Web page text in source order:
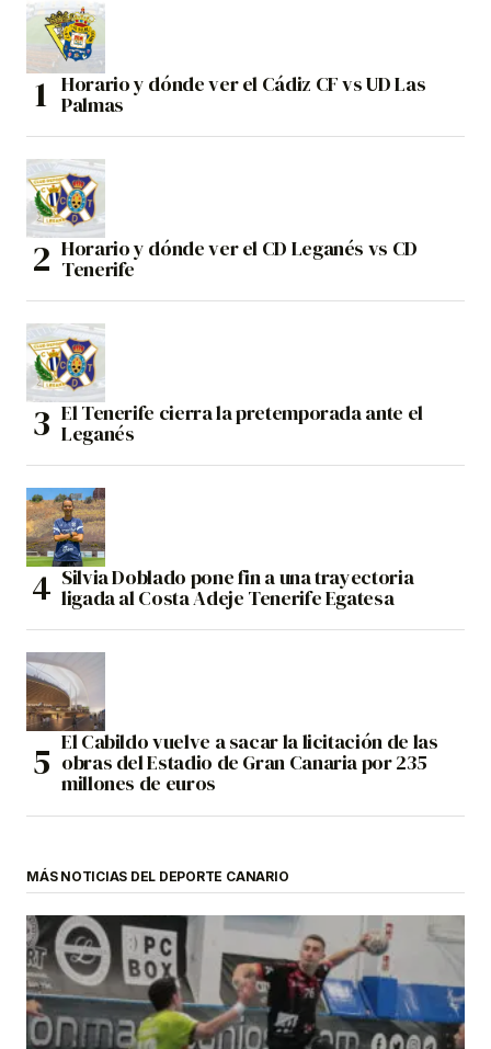
Horario y dónde ver el Cádiz CF vs UD Las
Palmas
Horario y dónde ver el CD Leganés vs CD
Tenerife
El Tenerife cierra la pretemporada ante el
Leganés
Silvia Doblado pone fin a una trayectoria
ligada al Costa Adeje Tenerife Egatesa
El Cabildo vuelve a sacar la licitación de las
obras del Estadio de Gran Canaria por 235
millones de euros
MÁS NOTICIAS DEL DEPORTE CANARIO